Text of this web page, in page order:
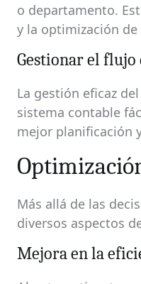
o departamento.
y la optimización
Gestionar el flujo
La gestión eficaz
sistema contable
mejor planificación
Más allá de las
diversos aspectos
Mejora en la